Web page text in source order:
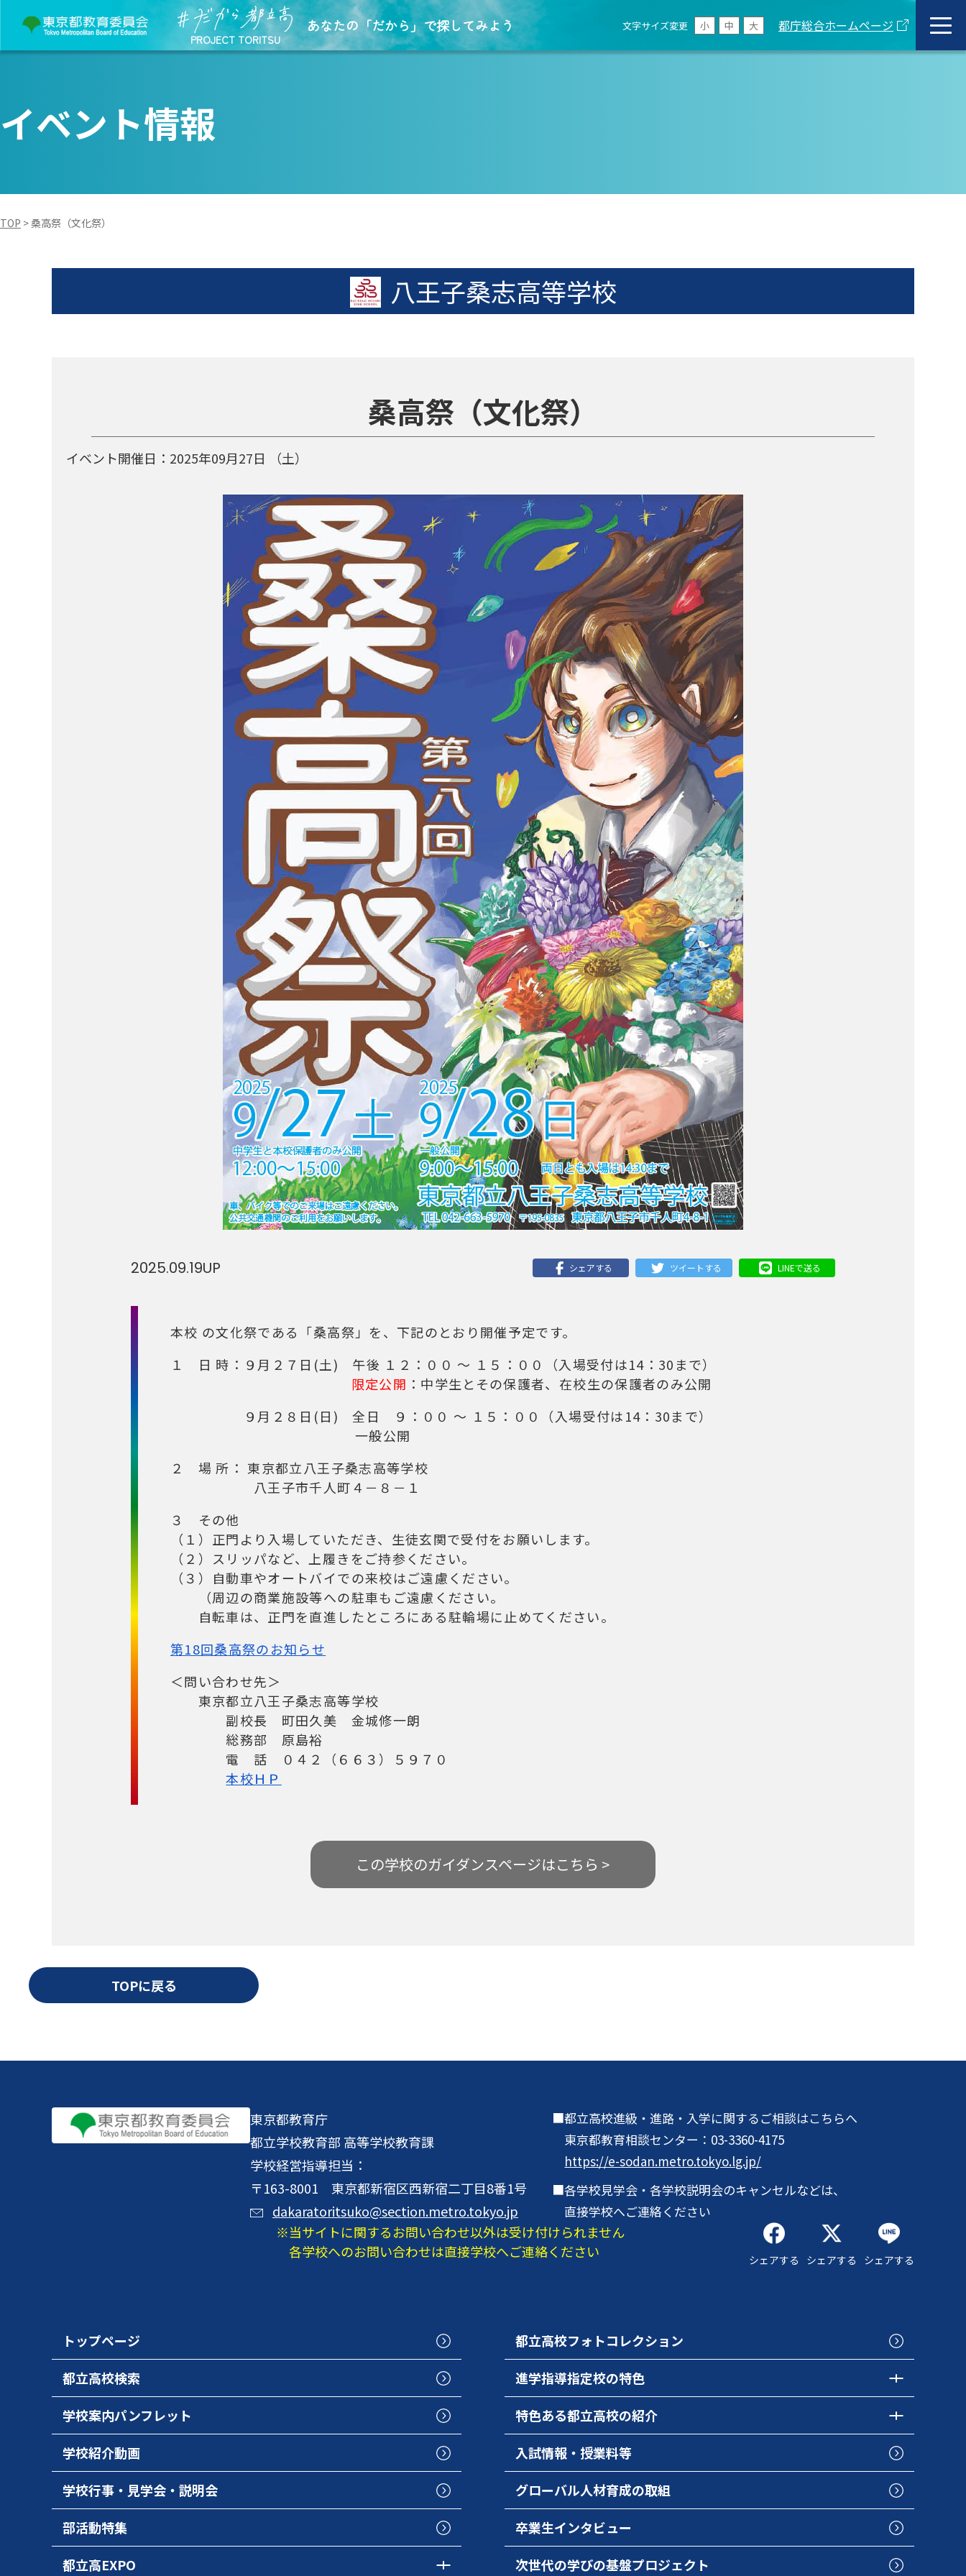
PROJECT TORITSU
あなたの「だから」で探してみよう 文字サイズ変更 小 中 大 都庁総合ホームページ
イベント情報
TOP >桑高祭（文化祭）
八王子桑志高等学校
桑高祭（文化祭）
イベント開催日： 2025年09月27日 （土）
2025.09.19UP シェアする ツイートする LINEで送る
本校 の文化祭である「桑高祭」を、下記のとおり開催予定です。
１ 日 時：９月２７日(土) 午後 １２：００ ～ １５：００（入場受付は14：30まで）
限定公開 ：中学生とその保護者、在校生の保護者のみ公開
９月２８日(日) 全日 ９：００ ～ １５：００（入場受付は14：30まで）
一般公開
２ 場 所： 東京都立八王子桑志高等学校
八王子市千人町４－８－１
３ その他
（１）正門より入場していただき、生徒玄関で受付をお願いします。
（２）スリッパなど、上履きをご持参ください。
（３）自動車やオートバイでの来校はご遠慮ください。
（周辺の商業施設等への駐車もご遠慮ください。
自転車は、正門を直進したところにある駐輪場に止めてください。
第18回桑高祭のお知らせ
＜問い合わせ先＞
東京都立八王子桑志高等学校
副校長 町田久美 金城修一朗
総務部 原島裕
電 話 ０４２（６６３）５９７０
本校ＨＰ
この学校のガイダンスページはこちら >
TOPに戻る
東京都教育庁
都立学校教育部 高等学校教育課
学校経営指導担当：
〒163-8001 東京都新宿区西新宿二丁目8番1号
dakaratoritsuko@section.metro.tokyo.jp
都立高校進級・進路・入学に関するご相談はこちらへ
東京都教育相談センター： 03-3360-4175
https://e-sodan.metro.tokyo.lg.jp/
各学校見学会・各学校説明会のキャンセルなどは、
直接学校へご連絡ください
当サイトに関するお問い合わせ以外は受け付けられません
各学校へのお問い合わせは直接学校へご連絡ください
シェアする シェアする シェアする
トップページ
都立高校検索
学校案内パンフレット
学校紹介動画
学校行事・見学会・説明会
部活動特集
都立高EXPO
都立高校フォトコレクション
進学指導指定校の特色
特色ある都立高校の紹介
入試情報・授業料等
グローバル人材育成の取組
卒業生インタビュー
次世代の学びの基盤プロジェクト